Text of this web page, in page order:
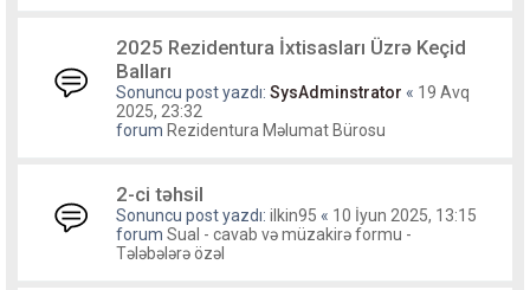
2025 Rezidentura İxtisasları Üzrə Keçid
Balları
Sonuncu post yazdı: SysAdminstrator « 19 Avq
2025, 23:32
forum Rezidentura Məlumat Bürosu
2-ci təhsil
Sonuncu post yazdı: ilkin95 « 10 İyun 2025, 13:15
forum Sual - cavab və müzakirə formu -
Tələbələrə özəl